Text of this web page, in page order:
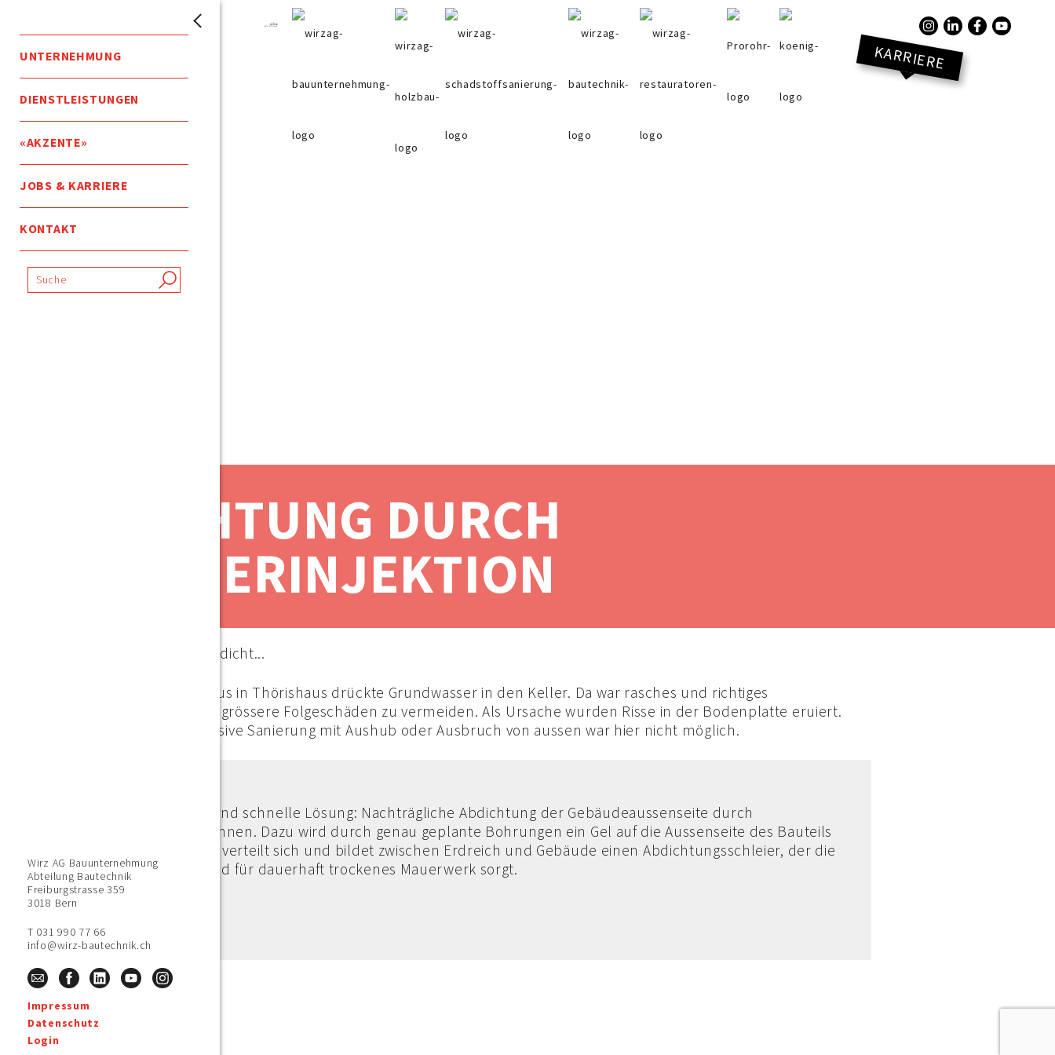
KARRIERE
UNTERNEHMUNG
DIENSTLEISTUNGEN
«AKZENTE»
JOBS & KARRIERE
KONTAKT
Wirz AG Bauunternehmung
Abteilung Bautechnik
Freiburgstrasse 359
3018 Bern
T 031 990 77 66
info@wirz-bautechnik.ch
Impressum
Datenschutz
Login
ABDICHTUNG DURCH
SCHLEIERINJEKTION
Und der Keller ist wieder dicht...
In einem Mehrfamilienhaus in Thörishaus drückte Grundwasser in den Keller. Da war rasches und richtiges
Handelnerforderlich, um grössere Folgeschäden zu vermeiden. Als Ursache wurden Risse in der Bodenplatte eruiert.
Eine zeit und kostenintensive Sanierung mit Aushub oder Ausbruch von aussen war hier nicht möglich.
Unsere hochwertige und schnelle Lösung: Nachträgliche Abdichtung der Gebäudeaussenseite durch
Schleierinjektion von innen. Dazu wird durch genau geplante Bohrungen ein Gel auf die Aussenseite des Bauteils
gepresst. Das Material verteilt sich und bildet zwischen Erdreich und Gebäude einen Abdichtungsschleier, der die
Feuchtigkeit abhält und für dauerhaft trockenes Mauerwerk sorgt.